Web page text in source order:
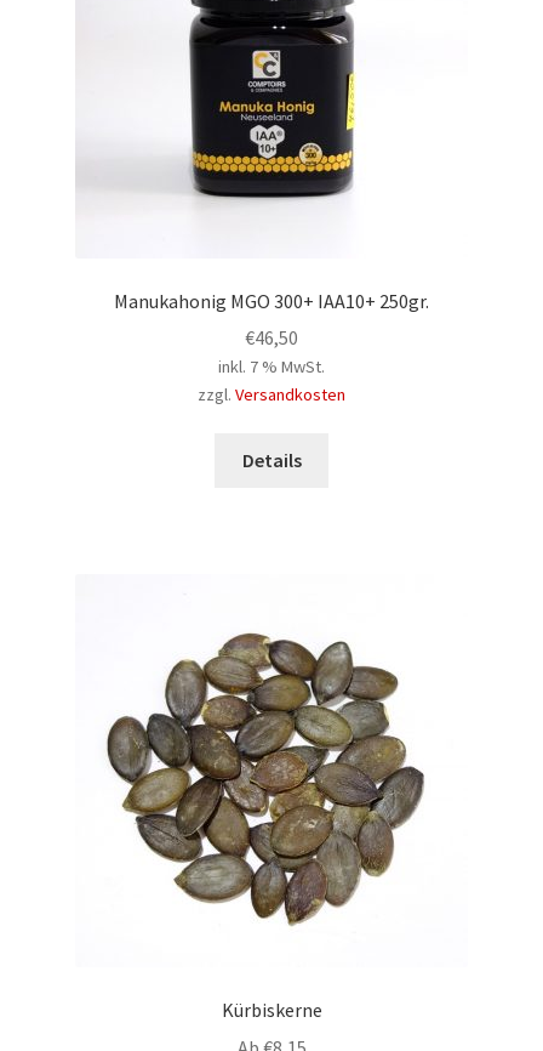
Manukahonig MGO 300+ IAA10+ 250gr.
€46,50
inkl. 7 % MwSt.
zzgl. Versandkosten
Details
Kürbiskerne